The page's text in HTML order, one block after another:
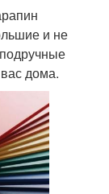
и не
дома.